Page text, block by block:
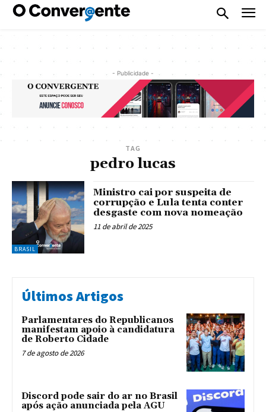
- Publicidade -
TAG
pedro lucas
BRASIL
Ministro cai por suspeita de
corrupção e Lula tenta conter
desgaste com nova nomeação
11 de abril de 2025
Últimos Artigos
Parlamentares do Republicanos
manifestam apoio à candidatura
de Roberto Cidade
7 de agosto de 2026
Discord pode sair do ar no Brasil
após ação anunciada pela AGU